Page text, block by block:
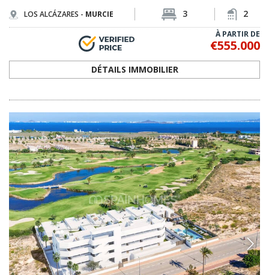
RMU-0278
Appartements Elégants avec Vue sur la Mer à
Los Alcázares Golf Resort
Appartements modernes de 2 à 4 chambres avec terrasses à Los
Alcázares. Ils sont situés dans un complexe privé avec piscines, jardins
et zones de loisirs, et offrent des vues sur le golf et la mer.
LOS ALCÁZARES -MURCIE 2, 3 2
2 €269.000 3 €455.000